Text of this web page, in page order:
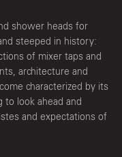
shower heads for
steeped in history:
of mixer taps and
architecture and
characterized by its
to look ahead and
and expectations of